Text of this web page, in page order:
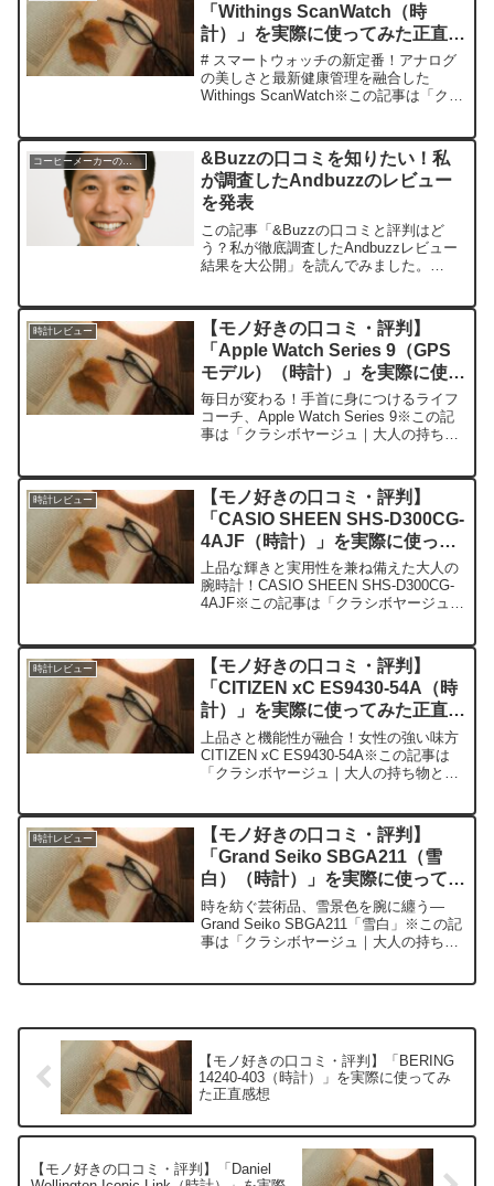
「Withings ScanWatch（時
計）」を実際に使ってみた正直感
想
# スマートウォッチの新定番！アナログ
の美しさと最新健康管理を融合した
Withings ScanWatch※この記事は「クラ
商品・サービスへの口コミ今日、編集部
が紹介し...
コーヒーメーカーのレビュー
&Buzzの口コミを知りたい！私
が調査したAndbuzzのレビュー
を発表
この記事「&Buzzの口コミと評判はど
う？私が徹底調査したAndbuzzレビュー
結果を大公開」を読んでみました。
が、インフルエンサーのマッチングサー
ビスにお...
時計レビュー
【モノ好きの口コミ・評判】
「Apple Watch Series 9（GPS
モデル）（時計）」を実際に使っ
てみた正直感想
毎日が変わる！手首に身につけるライフ
コーチ、Apple Watch Series 9※この記
事は「クラシボヤージュ｜大人の持ち物
日、編集部が紹介したいのが「Apple ...
時計レビュー
【モノ好きの口コミ・評判】
「CASIO SHEEN SHS-D300CG-
4AJF（時計）」を実際に使って
みた正直感想
上品な輝きと実用性を兼ね備えた大人の
腕時計！CASIO SHEEN SHS-D300CG-
4AJF※この記事は「クラシボヤージュ｜
への口コミ今日、編集部が紹介したいの
が...
時計レビュー
【モノ好きの口コミ・評判】
「CITIZEN xC ES9430-54A（時
計）」を実際に使ってみた正直感
想
上品さと機能性が融合！女性の強い味方
CITIZEN xC ES9430-54A※この記事は
「クラシボヤージュ｜大人の持ち物と暮
編集部が紹介したいのが「CITIZEN ...
時計レビュー
【モノ好きの口コミ・評判】
「Grand Seiko SBGA211（雪
白）（時計）」を実際に使ってみ
た正直感想
時を紡ぐ芸術品、雪景色を腕に纏う—
Grand Seiko SBGA211「雪白」※この記
事は「クラシボヤージュ｜大人の持ち物
【モノ好きの口コミ・評判】「BERING
14240-403（時計）」を実際に使ってみ
た正直感想
【モノ好きの口コミ・評判】「Daniel